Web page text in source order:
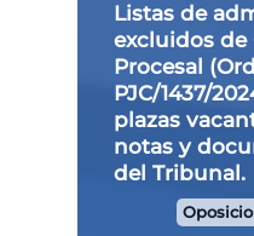
Listas de
excluidos de
Procesal
PJC/1437/
plazas
notas y
del Tribunal.